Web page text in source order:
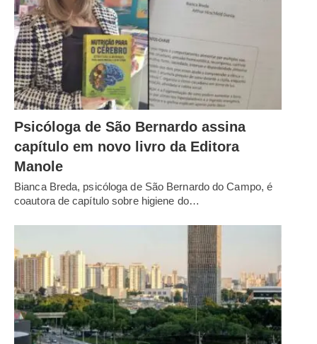
Psicóloga de São Bernardo assina
capítulo em novo livro da Editora
Manole
Bianca Breda, psicóloga de São Bernardo do Campo, é
coautora de capítulo sobre higiene do…